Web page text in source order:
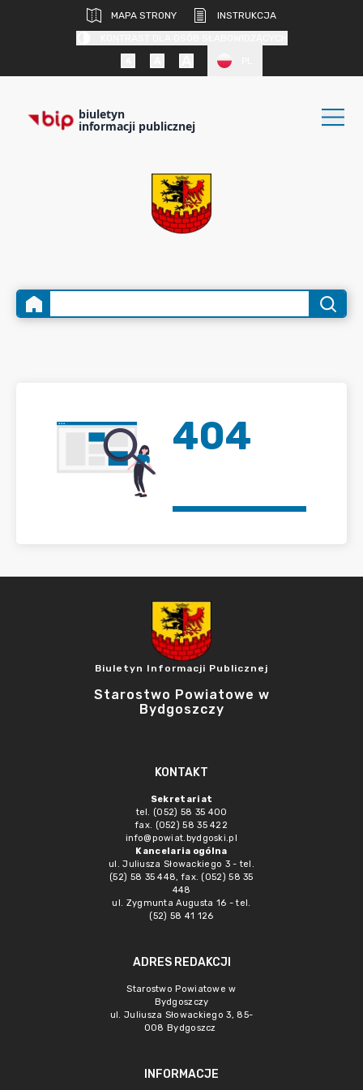
MAPA STRONY
INSTRUKCJA
biuletyn
informacji publicznej
404
Biuletyn Informacji Publicznej
Starostwo Powiatowe w
Bydgoszczy
KONTAKT
Sekretariat
tel. (052) 58 35 400
fax. (052) 58 35 422
info@powiat.bydgoski.pl
Kancelaria ogólna
ul. Juliusza Słowackiego 3 - tel.
(52) 58 35 448, fax. (052) 58 35
448
ul. Zygmunta Augusta 16 - tel.
(52) 58 41 126
ADRES REDAKCJI
Starostwo Powiatowe w
Bydgoszczy
ul. Juliusza Słowackiego 3, 85-
008 Bydgoszcz
INFORMACJE